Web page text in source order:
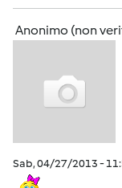
Anonimo (non
Sab, 04/27/2013 -